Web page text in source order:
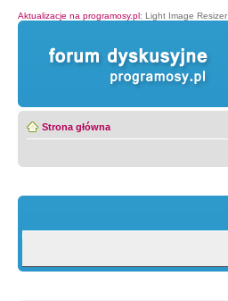
Aktualizacje na programosy.pl: Light Image Resizer
Strona główna